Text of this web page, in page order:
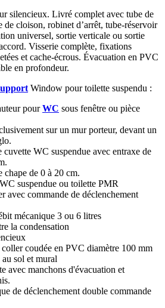
silencieux. Livré complet avec tube de
de cloison, robinet d’arrêt, tube-réservoir
universel, sortie verticale ou sortie
Visserie complète, fixations
et cache-écrous. Évacuation en PVC
en profondeur.
Window pour toilette suspendu :
pourWC sous fenêtre ou pièce
sur un mur porteur, devant un
cuvette WC suspendue avec entraxe de
chape de 0 à 20 cm.
suspendue ou toilette PMR
avec commande de déclenchement
mécanique 3 ou 6 litres
la condensation
coudée en PVC diamètre 100 mm
sol et mural
avec manchons d'évacuation et
de déclenchement double commande